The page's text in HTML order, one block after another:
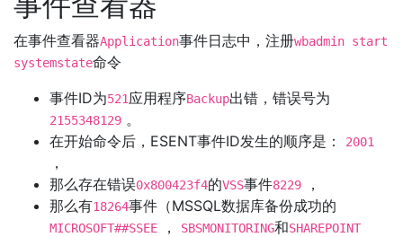
在事件查看器Application事件日志中，注册wbadmin start
systemstate命令
事件ID为521应用程序Backup出错，错误号为
2155348129 。
在开始命令后，ESENT事件ID发生的顺序是：
2001
，
那么存在错误0x800423f4的VSS事件8229
，
那么有18264事件（MSSQL数据库备份成功的
MICROSOFT##SSEE ， SBSMONITORING和SHAREPOINT